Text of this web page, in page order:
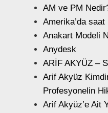
AM ve PM
Amerika’da saat
Anakart Modeli
Anydesk
ARİF AKYÜZ –
Arif Akyüz
Profesyonelin
Arif Akyüz’e Ait